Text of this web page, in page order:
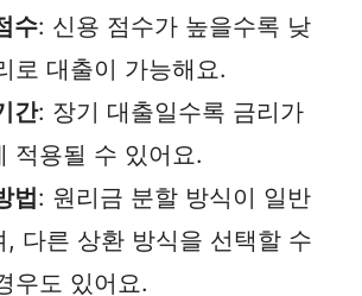
수: 신용 점수가 높을수록 낮
로 대출이 가능해요.
간: 장기 대출일수록 금리가
적용될 수 있어요.
법: 원리금 분할 방식이 일반
, 다른 상환 방식을 선택할 수
우도 있어요.